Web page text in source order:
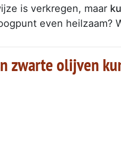
is verkregen, maar
even heilzaam?
zwarte olijven